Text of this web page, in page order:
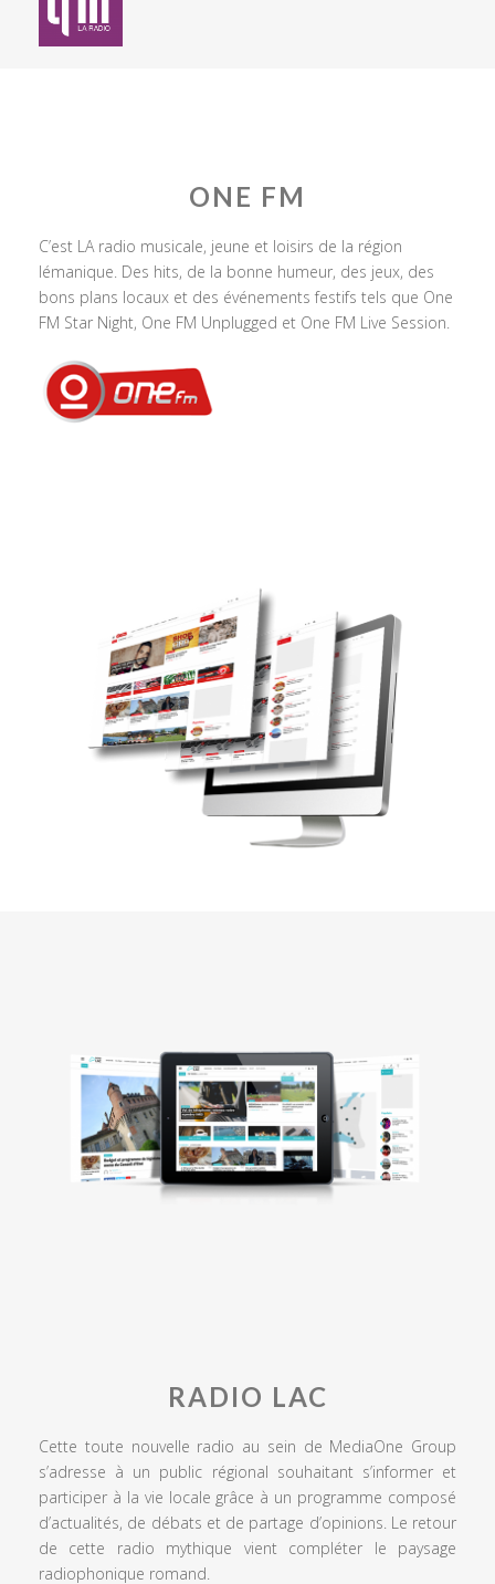
ONE FM
C’est LA radio musicale, jeune et loisirs de la région
lémanique. Des hits, de la bonne humeur, des jeux, des
bons plans locaux et des événements festifs tels que One
FM Star Night, One FM Unplugged et One FM Live Session.
RADIO LAC
Cette toute nouvelle radio au sein de MediaOne Group
s’adresse à un public régional souhaitant s’informer et
participer à la vie locale grâce à un programme composé
d’actualités, de débats et de partage d’opinions. Le retour
de cette radio mythique vient compléter le paysage
radiophonique romand.